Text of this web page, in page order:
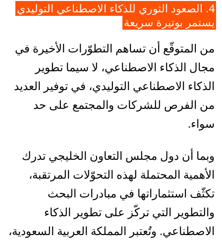
4. الصعود الثوري للذكاء الاصطناعي التوليدي
يستمر بوتيرة سريعة
من المتوقّع أن تساهم التطوّرات الأخيرة في
مجال الذكاء الاصطناعي، لا سيما تطوير
الذكاء الاصطناعي التوليدي، في توفير العديد
من الفرص للشركات والمجتمع على حد
سواء.
وبما أن دول مجلس التعاون الخليجي تدرك
الأهمية المحتملة لهذه التحوّلات المرتقبة،
تكثّف استثماراتها في مبادرات البحث
والتطوير التي تركّز على تطوير الذكاء
الاصطناعي. وتُعتبر المملكة العربية السعودية،